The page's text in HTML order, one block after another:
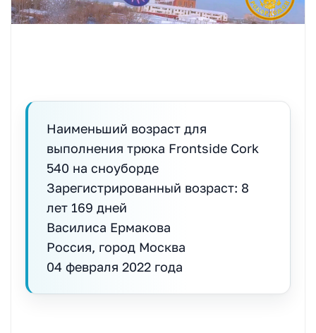
Наименьший возраст для
выполнения трюка Frontside Cork
540 на сноуборде
Зарегистрированный возраст: 8
лет 169 дней
Василиса Ермакова
Россия, город Москва
04 февраля 2022 года